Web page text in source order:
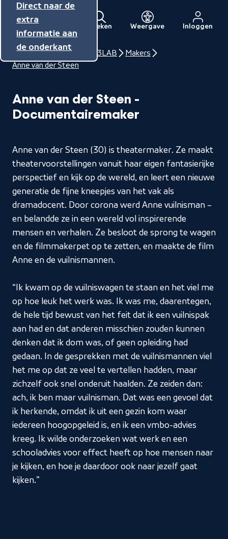
Direct naar de
inhoud
Direct naar de
hoofdnavigatie
Direct naar de
extra
informatie aan
de onderkant
Menu
Naar
de
beginpagina
Zoeken Weergave Inloggen
Home NPO Talent 3LAB
Makers
Anne van der Steen
Anne van der Steen -
Documentairemaker
Anne van der Steen (30) is theatermaker. Ze maakt
theatervoorstellingen vanuit haar eigen fantasierijke
perspectief en kijk op de wereld, en leert een nieuwe
generatie de fijne kneepjes van het vak als
dramadocent. Door corona werd Anne vuilnisman –
en belandde ze in een wereld vol inspirerende
mensen en verhalen. Ze besloot de sprong te wagen
en de filmmakerpet op te zetten, en maakte de film
Anne en de vuilnismannen.
“Ik kwam op de vuilniswagen te staan en het viel me
op hoe leuk het werk was. Ik was me, daarentegen,
de hele tijd bewust van het feit dat ik een vuilnispak
aan had en dat anderen misschien zouden kunnen
denken dat ik dom was, of geen opleiding had
gedaan. In de gesprekken met de vuilnismannen viel
het me op dat ze veel te vertellen hadden, maar
zichzelf ook snel onderuit haalden. Ze zeiden dan:
ach, ik ben maar vuilnisman. Dat was een gevoel dat
ik herkende, omdat ik uit een gezin kom waar
iedereen hoogopgeleid is, en ik een vmbo-advies
kreeg. Ik wilde onderzoeken wat werk en een
schooladvies voor effect heeft op hoe mensen naar
je kijken, en hoe je daardoor ook naar jezelf gaat
kijken.”